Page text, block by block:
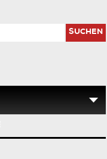
SUCHEN